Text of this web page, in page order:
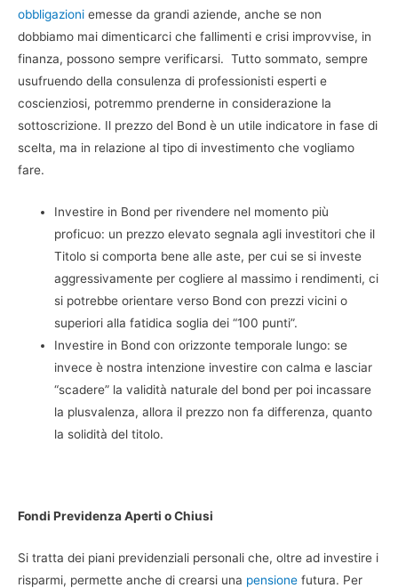
obbligazioni emesse da grandi aziende, anche se non
dobbiamo mai dimenticarci che fallimenti e crisi improvvise, in
finanza, possono sempre verificarsi. Tutto sommato, sempre
usufruendo della consulenza di professionisti esperti e
coscienziosi, potremmo prenderne in considerazione la
sottoscrizione. Il prezzo del Bond è un utile indicatore in fase di
scelta, ma in relazione al tipo di investimento che vogliamo
fare.
Investire in Bond per rivendere nel momento più
proficuo: un prezzo elevato segnala agli investitori che il
Titolo si comporta bene alle aste, per cui se si investe
aggressivamente per cogliere al massimo i rendimenti, ci
si potrebbe orientare verso Bond con prezzi vicini o
superiori alla fatidica soglia dei “100 punti”.
Investire in Bond con orizzonte temporale lungo: se
invece è nostra intenzione investire con calma e lasciar
“scadere” la validità naturale del bond per poi incassare
la plusvalenza, allora il prezzo non fa differenza, quanto
la solidità del titolo.
Fondi Previdenza Aperti o Chiusi
Si tratta dei piani previdenziali personali che, oltre ad investire i
risparmi, permette anche di crearsi una pensione futura. Per